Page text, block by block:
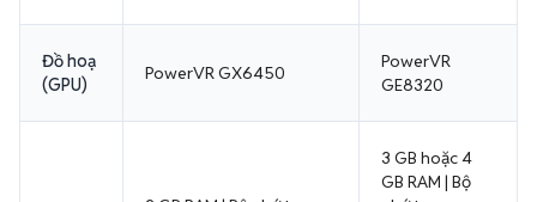
Đồ hoạ
(GPU)
PowerVR GX6450
PowerVR
GE8320
3 GB hoặc 4
GB RAM | Bộ